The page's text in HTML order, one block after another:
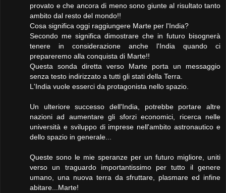
provato e che ancora di meno sono giunte al risultato tanto
ambito dal resto del mondo!!
Cosa significa oggi raggiungere Marte per l'India?
Secondo me significa dimostrare che in futuro bisognerà
tenere in considerazione anche l'India quando ci
prepareremo alla conquista di Marte!!
Questa sonda diretta verso Marte porta un messaggio
senza testo indirizzato a tutti gli stati della Terra.
L'India vuole esserci da protagonista nello spazio.
Un ulteriore successo dell'India, potrebbe portare altre
nazioni ad aumentare gli sforzi economici, ricerca nelle
università e sviluppo di imprese nell'ambito astronautico e
dello spazio in generale...
Queste sono le mie speranze per un futuro migliore, uniti
verso un traguardo importantissimo per tutto il genere
umano, una nuova terra da sfruttare, plasmare ed infine
abitare...Marte!